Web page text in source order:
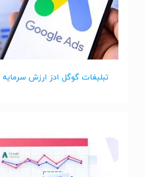
تبلیغات گوگل ادز ارزش سرمایه